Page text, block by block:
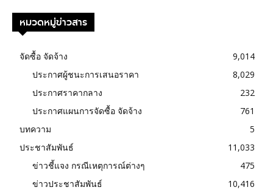
หมวดหมู่ข่าวสาร
จัดซื้อ จัดจ้าง
9,014
ประกาศผู้ชนะการเสนอราคา
8,029
ประกาศราคากลาง
232
ประกาศแผนการจัดซื้อ จัดจ้าง
761
บทความ
5
ประชาสัมพันธ์
11,033
ข่าวชี้แจง กรณีเหตุการณ์ต่างๆ
475
ข่าวประชาสัมพันธ์
10,416